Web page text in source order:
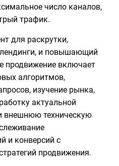
число каналов,
трафик.
для раскрутки,
и повышающий
продвижение включает
алгоритмов,
изучение рынка,
актуальной
внешнюю техническую
и конверсий с
продвижения.